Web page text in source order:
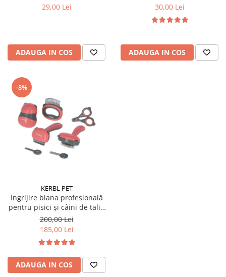
29,00 Lei
ADAUGA IN COS
30,00 Lei
ADAUGA IN COS
-8%
KERBL PET
Ingrijire blana profesională
pentru pisici și câini de talie
mică 7 piese
200,00 Lei
185,00 Lei
ADAUGA IN COS